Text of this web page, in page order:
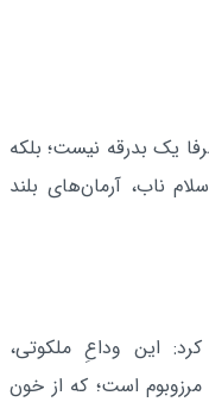
یک بدرقه‌ نیست؛ بلکه
ناب، آرمان‌های بلند
این وداعِ ملکوتی،
است؛ که از خون